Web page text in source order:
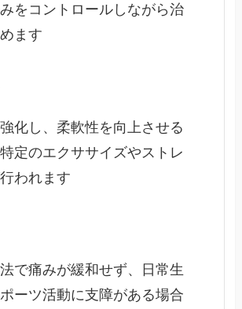
をコントロールしながら治
ます
化し、柔軟性を向上させる
定のエクササイズやストレ
われます
で痛みが緩和せず、日常生
ーツ活動に支障がある場合